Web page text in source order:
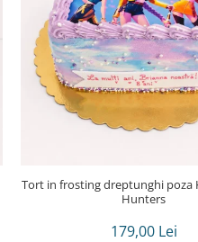
Tort in frosting dreptunghi poza Kpop demon
Hunters
179,00 Lei